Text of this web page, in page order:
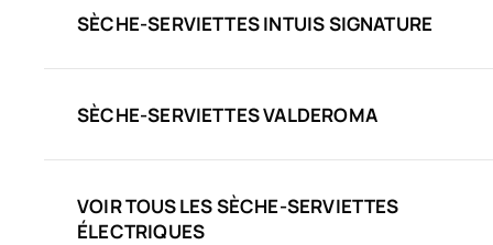
SÈCHE-SERVIETTES INTUIS SIGNATURE
SÈCHE-SERVIETTES VALDEROMA
VOIR TOUS LES SÈCHE-SERVIETTES
ÉLECTRIQUES